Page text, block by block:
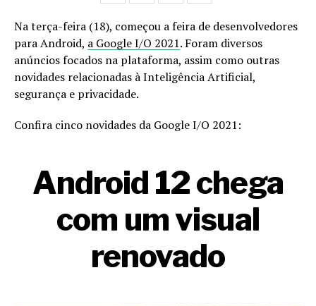
Na terça-feira (18), começou a feira de desenvolvedores
para Android, a Google I/O 2021. Foram diversos
anúncios focados na plataforma, assim como outras
novidades relacionadas à Inteligência Artificial,
segurança e privacidade.
Confira cinco novidades da Google I/O 2021:
Android 12 chega
com um visual
renovado